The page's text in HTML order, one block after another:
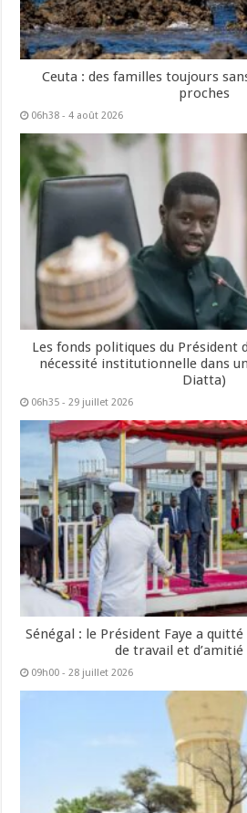
Ceuta : des familles toujours
proches
06h38 - 4 août 2026
Les fonds politiques du Président
nécessité institutionnelle dans
Diatta)
06h35 - 29 juillet 2026
Sénégal : le Président Faye a
de travail et
09h00 - 28 juillet 2026